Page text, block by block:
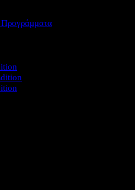
Προγράμματα